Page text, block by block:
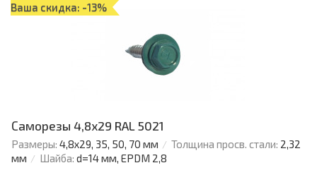
Ваша скидка: -13%
Саморезы 4,8х29 RAL 5021
Размеры: 4,8х29, 35, 50, 70 мм Толщина просв. стали: 2,32
мм
Шайба: d=14 мм, EPDM 2,8